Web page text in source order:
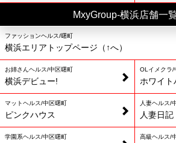
MxyGroup-横浜店舗一
ファッションヘルス/曙町
横浜エリアトップページ（↑へ）
お姉さんヘルス/中区曙町
横浜デビュー!
OLイメクラ/
ホワイト
マットヘルス/中区曙町
ピンクハウス
人妻ヘルス/
人妻日記
学園系ヘルス/中区曙町 高級ヘルス/